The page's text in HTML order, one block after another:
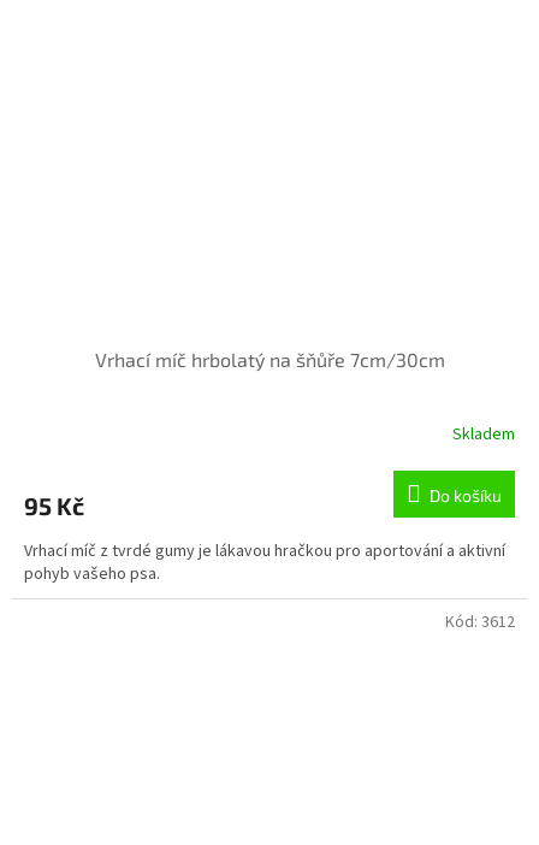
Vrhací míč hrbolatý na šňůře 7cm/30cm
Skladem
95 Kč Do košíku
Vrhací míč z tvrdé gumy je lákavou hračkou pro aportování a aktivní
pohyb vašeho psa.
Kód: 3612